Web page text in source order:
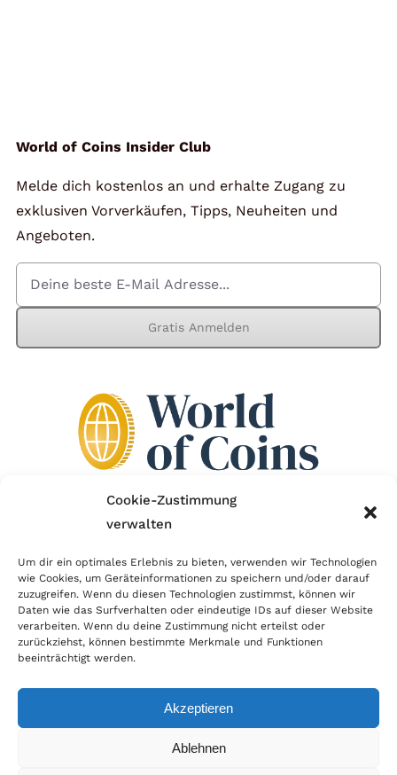
Cookie-Zustimmung
verwalten
Um dir ein optimales Erlebnis zu bieten, verwenden wir Technologien
wie Cookies, um Geräteinformationen zu speichern und/oder darauf
zuzugreifen. Wenn du diesen Technologien zustimmst, können wir
Daten wie das Surfverhalten oder eindeutige IDs auf dieser Website
verarbeiten. Wenn du deine Zustimmung nicht erteilst oder
zurückziehst, können bestimmte Merkmale und Funktionen
beeinträchtigt werden.
Akzeptieren
Ablehnen
World of Coins Insider Club
Melde dich kostenlos an und erhalte Zugang zu
exklusiven Vorverkäufen, Tipps, Neuheiten und
Angeboten.
Gratis Anmelden
Der Händlerbund setzt sich für sicheren und
erfolgreichen E-Commerce ein. Auch wir sind wie
viele Onlineshops im Netz Mitglied im Händlerbund
und unterstützen fairen Onlinehandel.